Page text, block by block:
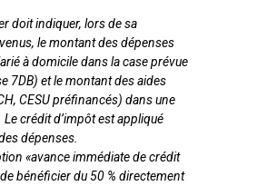
doit indiquer, lors de sa
le montant des dépenses
à domicile dans la case prévue
7DB) et le montant des aides
CESU préfinancés) dans une
Le crédit d’impôt est appliqué
dépenses.
«avance immédiate de crédit
bénéficier du 50 % directement